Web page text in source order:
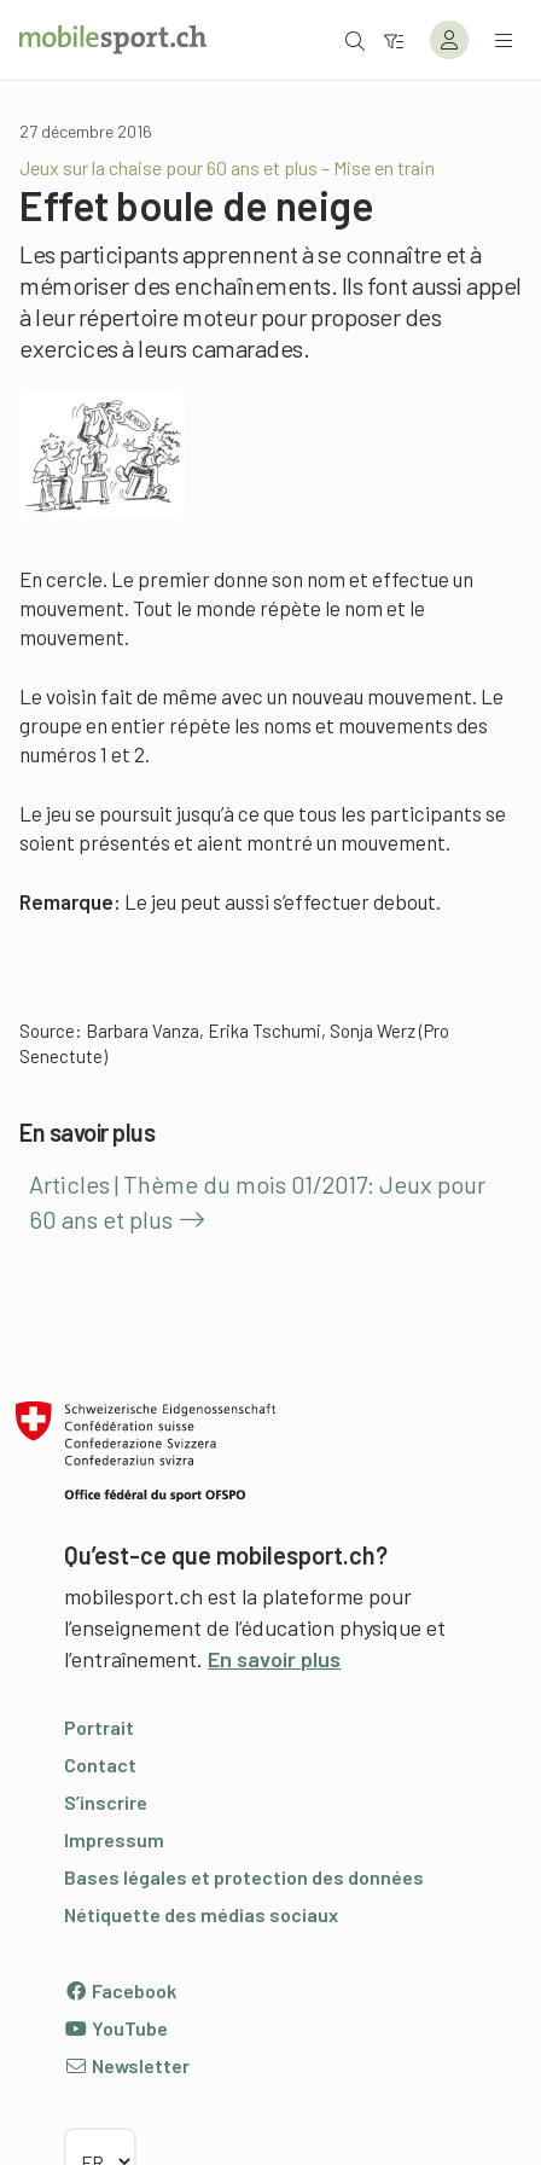
27 décembre 2016
Jeux sur la chaise pour 60 ans et plus – Mise en train
Effet boule de neige
Les participants apprennent à se connaître et à
mémoriser des enchaînements. Ils font aussi appel
à leur répertoire moteur pour proposer des
exercices à leurs camarades.
En cercle. Le premier donne son nom et effectue un
mouvement. Tout le monde répète le nom et le
mouvement.
Le voisin fait de même avec un nouveau mouvement. Le
groupe en entier répète les noms et mouvements des
numéros 1 et 2.
Le jeu se poursuit jusqu’à ce que tous les participants se
soient présentés et aient montré un mouvement.
Remarque: Le jeu peut aussi s’effectuer debout.
Source: Barbara Vanza, Erika Tschumi, Sonja Werz (Pro
Senectute)
En savoir plus
Articles | Thème du mois 01/2017: Jeux pour
60 ans et plus
Qu’est-ce que mobilesport.ch?
mobilesport.ch est la plateforme pour
l’enseignement de l’éducation physique et
l’entraînement. En savoir plus
Portrait
Contact
S’inscrire
Impressum
Bases légales et protection des données
Nétiquette des médias sociaux
Facebook
YouTube
Newsletter